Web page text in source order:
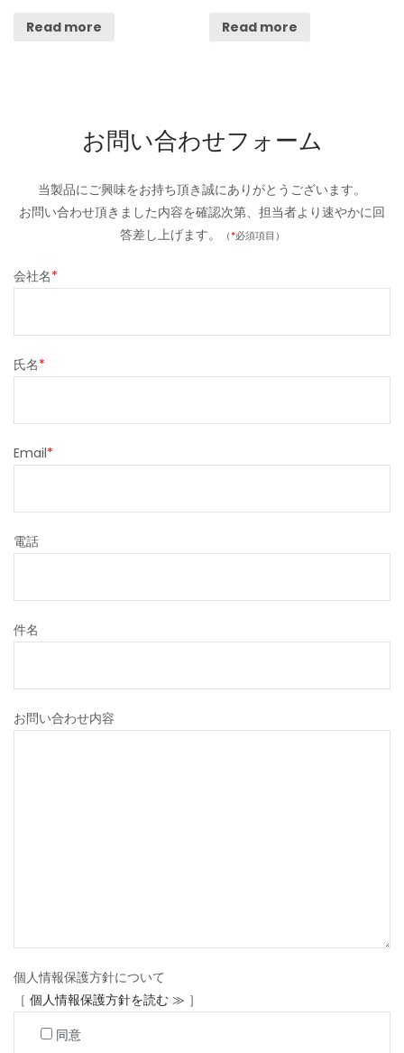
Read more Read more
お問い合わせフォーム
当製品にご興味をお持ち頂き誠にありがとうございます。
お問い合わせ頂きました内容を確認次第、担当者より速やかに回
答差し上げます。
（*必須項目）
会社名*
氏名*
Email*
電話
件名
お問い合わせ内容
個人情報保護方針について
［ 個人情報保護方針を読む ≫ ］
同意